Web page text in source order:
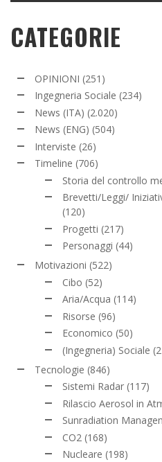
CATEGORIE
OPINIONI (251)
Ingegneria Sociale (234)
News (ITA) (2.020)
News (ENG) (504)
Interviste (26)
Timeline (706)
Storia del controllo
Brevetti/Leggi/
(120)
Progetti (217)
Personaggi (44)
Motivazioni (522)
Cibo (52)
Aria/Acqua (114)
Risorse (96)
Economico (50)
(Ingegneria) Sociale
Tecnologie (846)
Sistemi Radar (117)
Rilascio Aerosol in
Sunradiation
CO2 (168)
Nucleare (198)